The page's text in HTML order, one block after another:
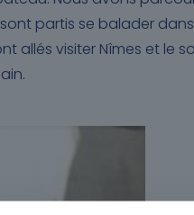
partis se balader
allés visiter Nîmes et le